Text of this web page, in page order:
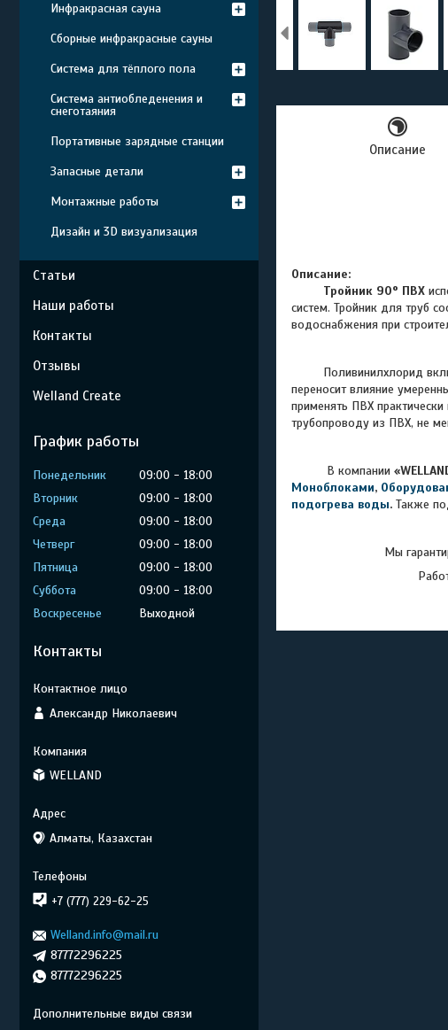
Описание
Описание:
Тройник 90° ПВХ
систем. Тройник для труб
водоснабжения при
Поливинилхлорид
переносит влияние
применять ПВХ
трубопроводу из ПВХ, не
В компании
Моноблоками,
подогрева воды. Также
Мы
Инфракрасная сауна
Сборные инфракрасные сауны
Система для тёплого пола
Система антиобледенения и
снеготаяния
Портативные зарядные станции
Запасные детали
Монтажные работы
Дизайн и 3D визуализация
Статьи
Наши работы
Контакты
Отзывы
Welland Create
График работы
Понедельник 09:00
18:00
Вторник
09:00
18:00
Среда
09:00
18:00
Четверг
09:00
18:00
Пятница
09:00
18:00
Суббота
09:00
18:00
Воскресенье
Выходной
Контакты
Александр Николаевич
WELLAND
Алматы, Казахстан
+7 (777) 229-62-25
Welland.info@mail.ru
87772296225
87772296225